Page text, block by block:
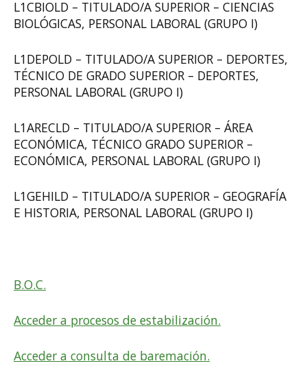
L1CBIOLD – TITULADO/A SUPERIOR – CIENCIAS
BIOLÓGICAS, PERSONAL LABORAL (GRUPO I)
L1DEPOLD – TITULADO/A SUPERIOR – DEPORTES,
TÉCNICO DE GRADO SUPERIOR – DEPORTES,
PERSONAL LABORAL (GRUPO I)
L1ARECLD – TITULADO/A SUPERIOR – ÁREA
ECONÓMICA, TÉCNICO GRADO SUPERIOR –
ECONÓMICA, PERSONAL LABORAL (GRUPO I)
L1GEHILD – TITULADO/A SUPERIOR – GEOGRAFÍA
E HISTORIA, PERSONAL LABORAL (GRUPO I)
B.O.C.
Acceder a procesos de estabilización.
Acceder a consulta de baremación.